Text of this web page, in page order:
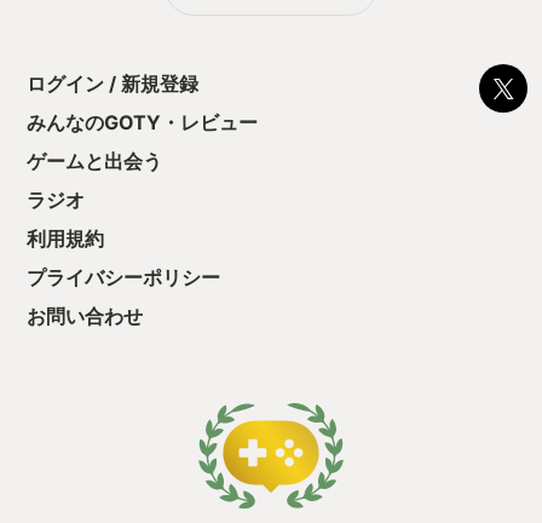
ログイン / 新規登録
みんなのGOTY・レビュー
ゲームと出会う
ラジオ
利用規約
プライバシーポリシー
お問い合わせ